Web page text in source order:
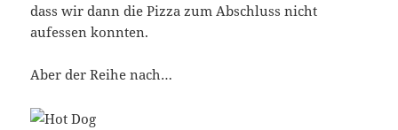
dass wir dann die Pizza zum Abschluss nicht
aufessen konnten.
Aber der Reihe nach…